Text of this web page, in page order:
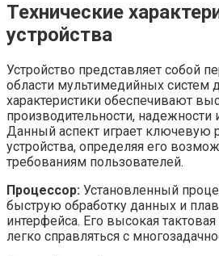
Технические
устройства
Устройство представляет собой
области мультимедийных систем
характеристики обеспечивают
производительности, надежности
Данный аспект играет ключевую
устройства, определяя его
требованиям пользователей.
Процессор: Установленный
быструю обработку данных и
интерфейса. Его высокая тактовая
легко справляться с